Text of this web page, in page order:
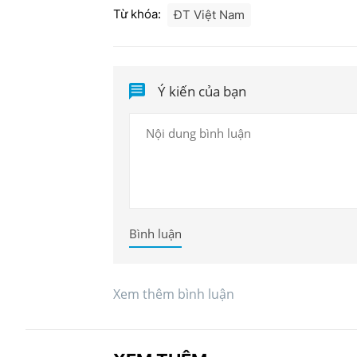
Từ khóa: ĐT Việt Nam
Ý kiến của bạn
Bình luận
Xem thêm bình luận